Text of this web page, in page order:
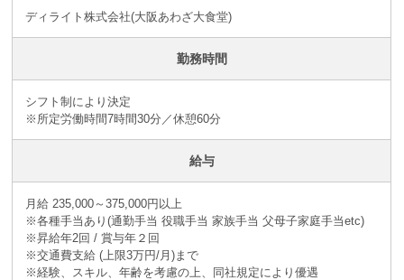
ディライト株式会社(大阪あわざ大食堂)
勤務時間
シフト制により決定
※所定労働時間7時間30分／休憩60分
給与
月給 235,000～375,000円以上
※各種手当あり(通勤手当 役職手当 家族手当 父母子家庭手当etc)
※昇給年2回 / 賞与年２回
※交通費支給 (上限3万円/月)まで
※経験、スキル、年齢を考慮の上、同社規定により優遇